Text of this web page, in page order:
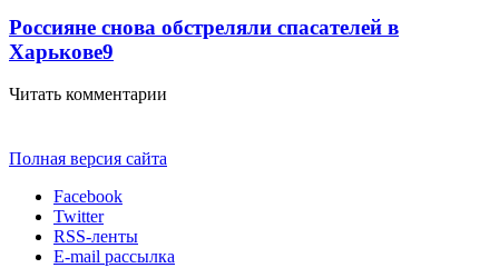
Россияне снова обстреляли спасателей в
Харькове9
Читать комментарии
Полная версия сайта
Facebook
Twitter
RSS-ленты
E-mail рассылка